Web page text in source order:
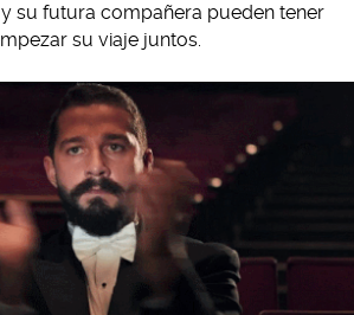
su futura compañera pueden tener
su viaje juntos.